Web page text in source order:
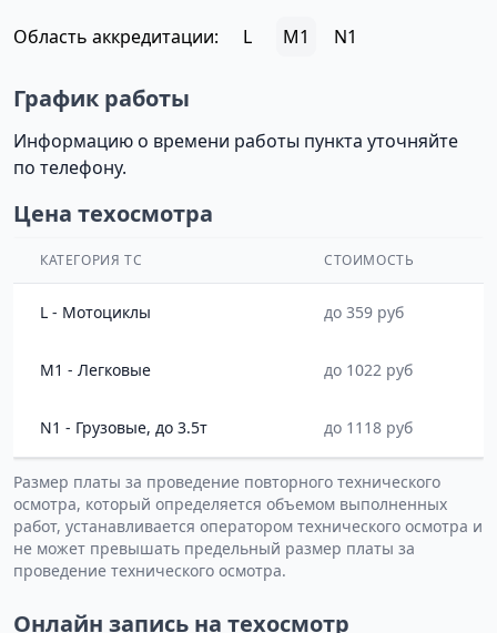
Область аккредитации: L M1 N1
График работы
Информацию о времени работы пункта уточняйте
по телефону.
Цена техосмотра
КАТЕГОРИЯ ТС СТОИМОСТЬ
L - Мотоциклы до 359 руб
M1 - Легковые до 1022 руб
N1 - Грузовые, до 3.5т до 1118 руб
Размер платы за проведение повторного технического
осмотра, который определяется объемом выполненных
работ, устанавливается оператором технического осмотра и
не может превышать предельный размер платы за
проведение технического осмотра.
Онлайн запись на техосмотр